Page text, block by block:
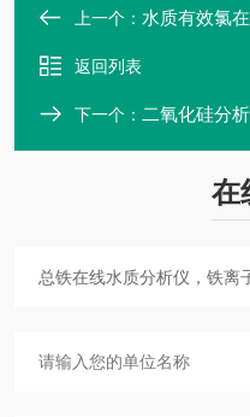
上一个： 水质有效氯在线检
返回列表
下一个： 二氧化硅分
在